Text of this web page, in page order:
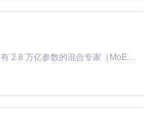
Driver"
，如能显示芯片型号（如
Kimi K3 是Kimi能力最强的模型：这是一个拥有 2.8 万亿参数的混合专家（MoE）模型，具备原生视觉理解能力，并支持 100 万 token 的上下文窗口。